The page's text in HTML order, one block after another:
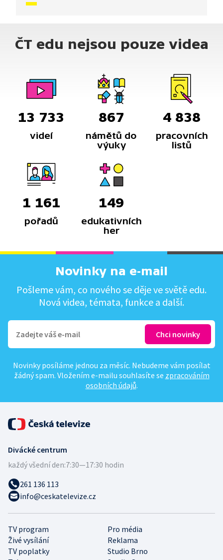
ČT edu nejsou pouze videa
13 733
videí
867
námětů do
výuky
4 838
pracovních
listů
1 161
pořadů
149
edukativních
her
Novinky na e-mail
Pošleme vám, co nového se děje ve světě edu.
Nová videa, témata, funkce a další.
Novinky posíláme jednou za měsíc. Nebudeme vám posílat
žádný spam. Vložením e-mailu souhlasíte se zpracováním
osobních údajů.